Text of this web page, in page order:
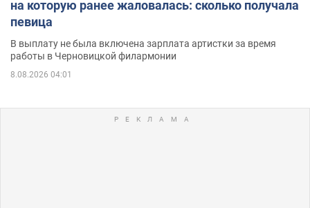
на которую ранее жаловалась: сколько получала
певица
В выплату не была включена зарплата артистки за время
работы в Черновицкой филармонии
8.08.2026 04:01